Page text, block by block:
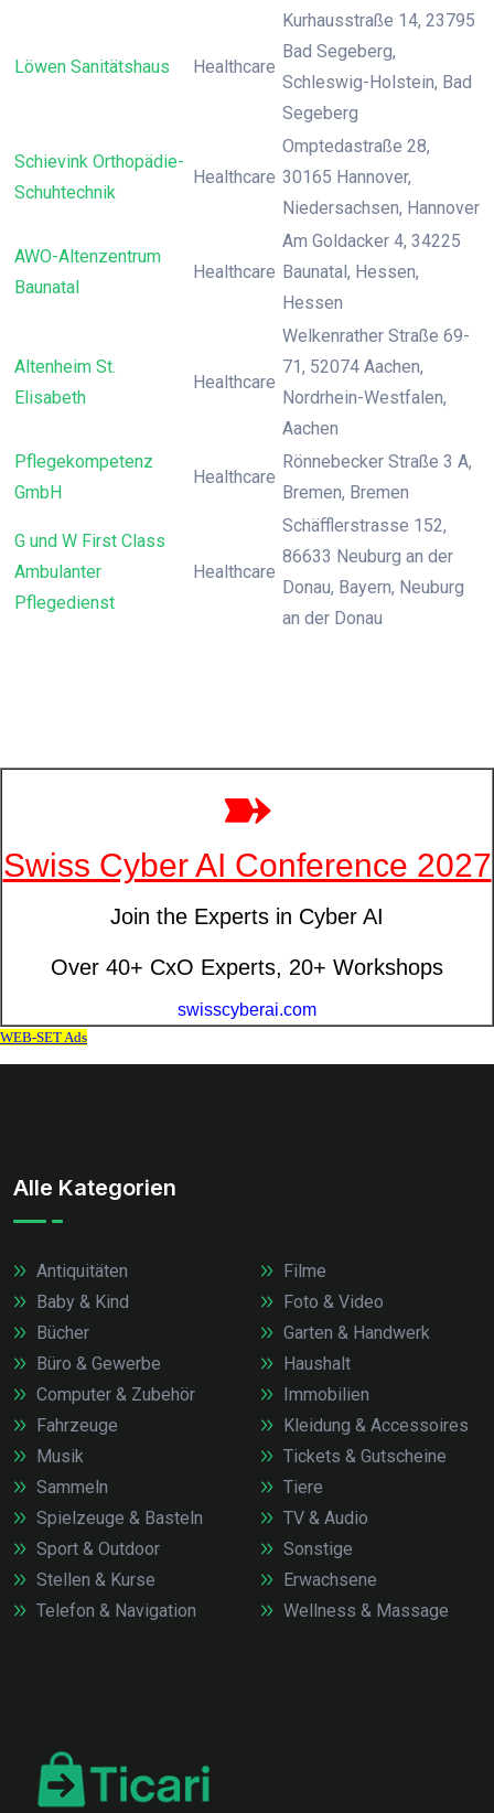
Löwen Sanitätshaus Healthcare
Kurhausstraße 14, 23795
Bad Segeberg,
Schleswig-Holstein, Bad
Segeberg
Schievink Orthopädie-
Schuhtechnik
Healthcare
Omptedastraße 28,
30165 Hannover,
Niedersachsen, Hannover
AWO-Altenzentrum
Baunatal
Healthcare
Am Goldacker 4, 34225
Baunatal, Hessen,
Hessen
Altenheim St.
Elisabeth
Healthcare
Welkenrather Straße 69-
71, 52074 Aachen,
Nordrhein-Westfalen,
Aachen
Pflegekompetenz
GmbH
Healthcare
Rönnebecker Straße 3 A,
Bremen, Bremen
G und W First Class
Ambulanter
Pflegedienst
Healthcare
Schäfflerstrasse 152,
86633 Neuburg an der
Donau, Bayern, Neuburg
an der Donau
Alle Kategorien
Antiquitäten
Baby & Kind
Bücher
Büro & Gewerbe
Computer & Zubehör
Fahrzeuge
Filme
Foto & Video
Garten & Handwerk
Haushalt
Immobilien
Kleidung & Accessoires
Musik
Sammeln
Spielzeuge & Basteln
Sport & Outdoor
Stellen & Kurse
Telefon & Navigation
Tickets & Gutscheine
Tiere
TV & Audio
Sonstige
Erwachsene
Wellness & Massage